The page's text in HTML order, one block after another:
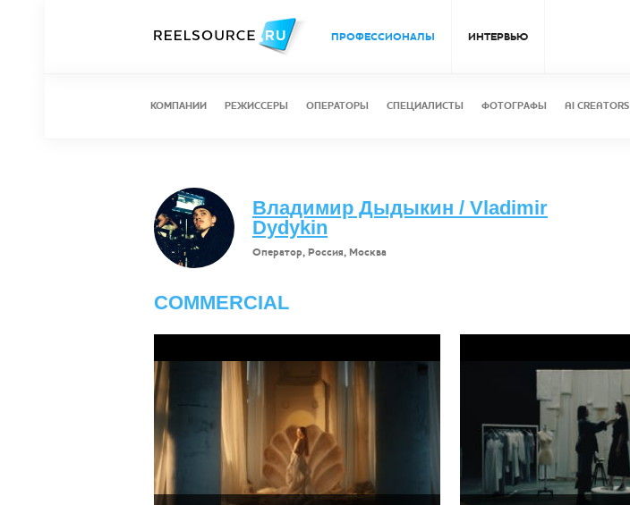
ПРОФЕССИОНАЛЫ ИНТЕРВЬЮ
КОМПАНИИ РЕЖИССЕРЫ ОПЕРАТОРЫ СПЕЦИАЛИСТЫ ФОТОГРАФЫ AI CREATORS
Владимир Дыдыкин / Vladimir
Dydykin
Оператор, Россия, Москва
COMMERCIAL